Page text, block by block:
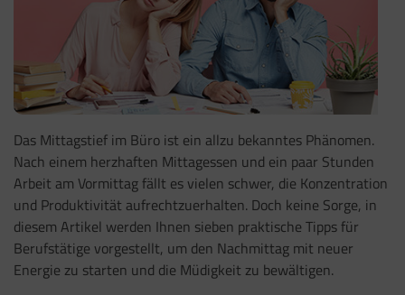
Das Mittagstief im Büro ist ein allzu bekanntes Phänomen.
Nach einem herzhaften Mittagessen und ein paar Stunden
Arbeit am Vormittag fällt es vielen schwer, die Konzentration
und Produktivität aufrechtzuerhalten. Doch keine Sorge, in
diesem Artikel werden Ihnen sieben praktische Tipps für
Berufstätige vorgestellt, um den Nachmittag mit neuer
Energie zu starten und die Müdigkeit zu bewältigen.